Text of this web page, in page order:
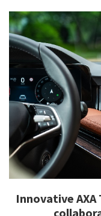
Innovative